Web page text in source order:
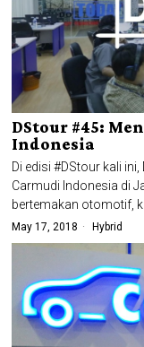
DStour #45:
Indonesia
Di edisi #DStour kali
Carmudi Indonesia di
bertemakan otomotif,
May 17, 2018 Hybrid